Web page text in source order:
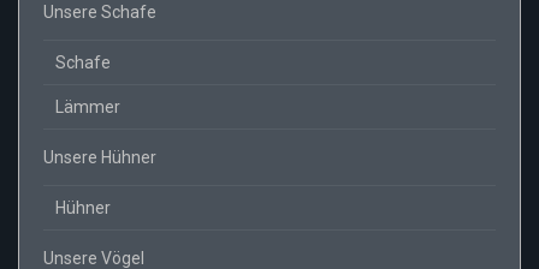
Unsere Schafe
Schafe
Lämmer
Unsere Hühner
Hühner
Unsere Vögel